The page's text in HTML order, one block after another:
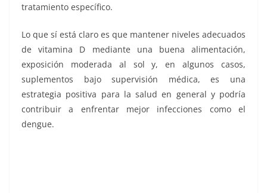
tratamiento específico.
Lo que sí está claro es que mantener niveles adecuados
de vitamina D mediante una buena alimentación,
exposición moderada al sol y, en algunos casos,
suplementos bajo supervisión médica, es una
estrategia positiva para la salud en general y podría
contribuir a enfrentar mejor infecciones como el
dengue.